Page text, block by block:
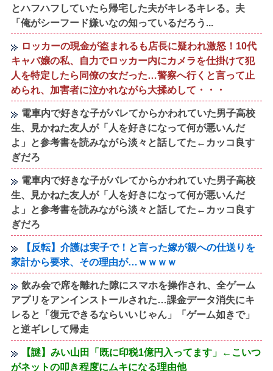
とハフハフしていたら帰宅した夫がキレるキレる。夫
「俺がシーフード嫌いなの知っているだろう...
ロッカーの現金が盗まれるも店長に疑われ激怒！10代
キャバ嬢の私、自力でロッカー内にカメラを仕掛けて犯
人を特定したら同僚の女だった…警察へ行くと言って止
められ、加害者に泣かれながら大揉めして・・・
電車内で好きな子がバレてからかわれていた男子高校
生、見かねた友人が「人を好きになって何が悪いんだ
よ」と参考書を読みながら淡々と話してた←カッコ良す
ぎだろ
電車内で好きな子がバレてからかわれていた男子高校
生、見かねた友人が「人を好きになって何が悪いんだ
よ」と参考書を読みながら淡々と話してた←カッコ良す
ぎだろ
【反転】介護は実子で！と言った嫁が親への仕送りを
家計から要求、その理由が…ｗｗｗｗ
飲み会で席を離れた隙にスマホを操作され、全ゲーム
アプリをアンインストールされた…課金データ消失にキ
レると「復元できるならいいじゃん」「ゲーム如きで」
と逆ギレして帰走
【謎】みい山田「既に印税1億円入ってます」←こいつ
がネットの叩き程度にムキになる理由他